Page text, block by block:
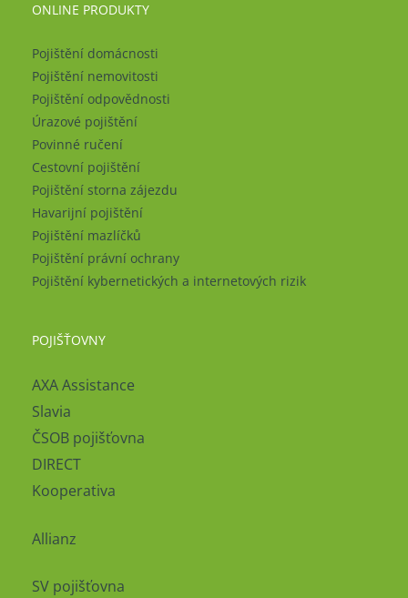
ONLINE PRODUKTY
Pojištění domácnosti
Pojištění nemovitosti
Pojištění odpovědnosti
Úrazové pojištění
Povinné ručení
Cestovní pojištění
Pojištění storna zájezdu
Havarijní pojištění
Pojištění mazlíčků
Pojištění právní ochrany
Pojištění kybernetických a internetových rizik
POJIŠŤOVNY
AXA Assistance
Slavia
ČSOB pojišťovna
DIRECT
Kooperativa
Allianz
SV pojišťovna